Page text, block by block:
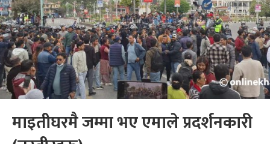
माइतीघरमै जम्मा भए एमाले प्रदर्शनकारी